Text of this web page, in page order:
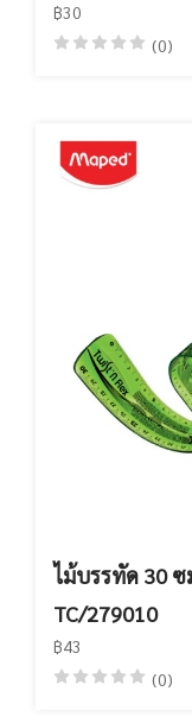
฿30
(0)
ไม้บรรทัด 30 ซ
TC/279010
฿43
(0)